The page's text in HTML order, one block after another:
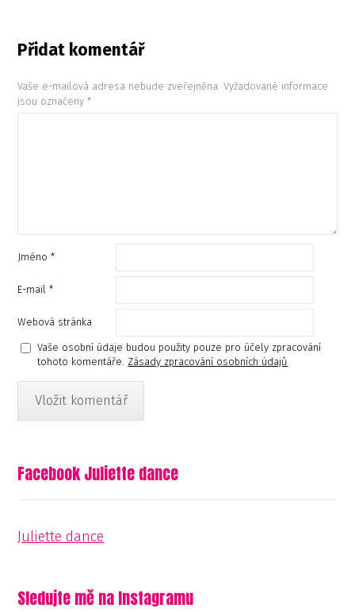
Přidat komentář
Vaše e-mailová adresa nebude zveřejněna. Vyžadované informace
jsou označeny*
Jméno*
E-mail*
Webová stránka
Vaše osobní údaje budou použity pouze pro účely zpracování
tohoto komentáře. Zásady zpracování osobních údajů
Facebook Juliette dance
Juliette dance
Sledujte mě na Instagramu